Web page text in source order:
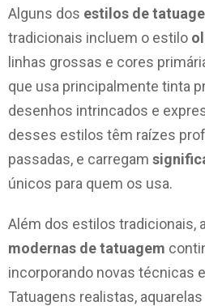
Alguns dos estilos de
tradicionais incluem o estilo
linhas grossas e cores
que usa principalmente tinta
desenhos intrincados e
desses estilos têm raízes
passadas, e carregam
únicos para quem os usa.
Além dos estilos tradicionais,
modernas de tatuagem
incorporando novas técnicas
Tatuagens realistas,